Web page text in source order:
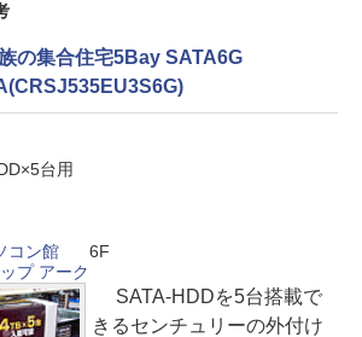
の集合住宅5Bay SATA6G
台用
コン館
6F
プ アーク
SATA-HDDを5台搭載で
きるセンチュリーの外付け